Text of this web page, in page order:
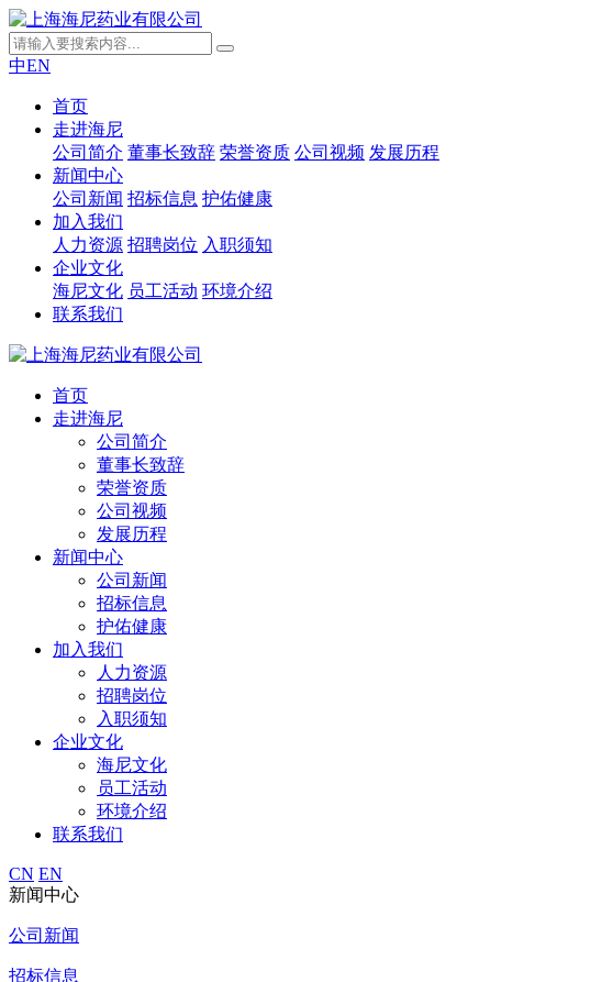
中EN
首页
走进海尼
公司简介 董事长致辞 荣誉资质 公司视频 发展历程
新闻中心
公司新闻 招标信息 护佑健康
加入我们
人力资源 招聘岗位 入职须知
企业文化
海尼文化 员工活动 环境介绍
联系我们
首页
走进海尼
公司简介
董事长致辞
荣誉资质
公司视频
发展历程
新闻中心
公司新闻
招标信息
护佑健康
加入我们
人力资源
招聘岗位
入职须知
企业文化
海尼文化
员工活动
环境介绍
联系我们
CN EN
新闻中心
公司新闻
招标信息